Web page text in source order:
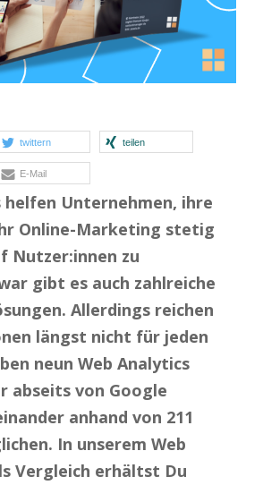
twittern teilen
E-Mail
helfen Unternehmen, ihre
Online-Marketing stetig
Nutzer:innen zu
gibt es auch zahlreiche
Allerdings reichen
längst nicht für jeden
neun Web Analytics
abseits von Google
anhand von 211
In unserem Web
Vergleich erhältst Du